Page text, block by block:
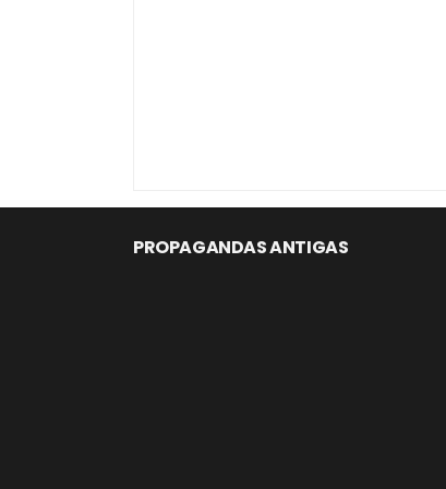
PROPAGANDAS ANTIGAS